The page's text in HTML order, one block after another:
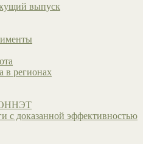
выпуск
в регионах
с доказанной эффективностью